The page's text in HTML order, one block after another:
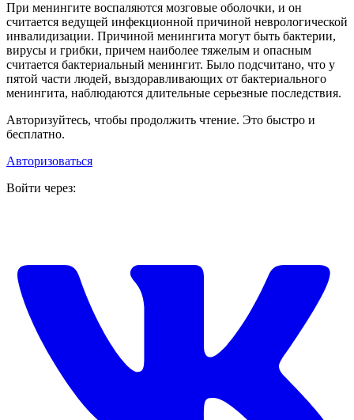
При менингите воспаляются мозговые оболочки, и он
считается ведущей инфекционной причиной неврологической
инвалидизации. Причиной менингита могут быть бактерии,
вирусы и грибки, причем наиболее тяжелым и опасным
считается бактериальный менингит. Было подсчитано, что у
пятой части людей, выздоравливающих от бактериального
менингита, наблюдаются длительные серьезные последствия.
Авторизуйтесь, чтобы продолжить чтение. Это быстро и
бесплатно.
Авторизоваться
Войти через: